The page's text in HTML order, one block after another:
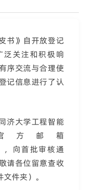
书》自开放登记
泛关注和积极响
序交流与合理使
记信息进行了认
济大学工程智能
方邮箱
，向首批审核通
请各位留意查收
件夹）。